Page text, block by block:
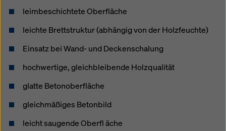
leimbeschichtete Oberfläche
leichte Brettstruktur (abhängig von der Holzfeuchte)
Einsatz bei Wand- und Deckenschalung
hochwertige, gleichbleibende Holzqualität
glatte Betonoberfläche
gleichmäßiges Betonbild
leicht saugende Oberfl äche